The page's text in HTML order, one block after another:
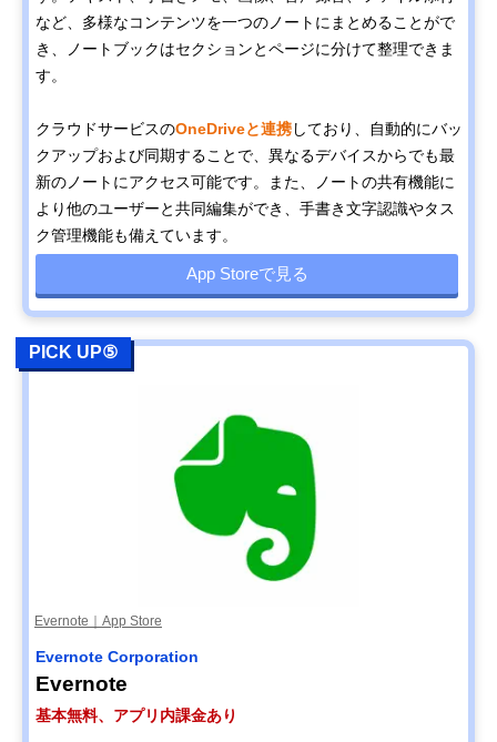
など、多様なコンテンツを一つのノートにまとめることがで
き、ノートブックはセクションとページに分けて整理できま
す。
クラウドサービスのOneDriveと連携しており、自動的にバッ
クアップおよび同期することで、異なるデバイスからでも最
新のノートにアクセス可能です。また、ノートの共有機能に
より他のユーザーと共同編集ができ、手書き文字認識やタス
ク管理機能も備えています。
App Storeで見る
PICK UP⑤
Evernote｜App Store
Evernote Corporation
Evernote
基本無料、アプリ内課金あり